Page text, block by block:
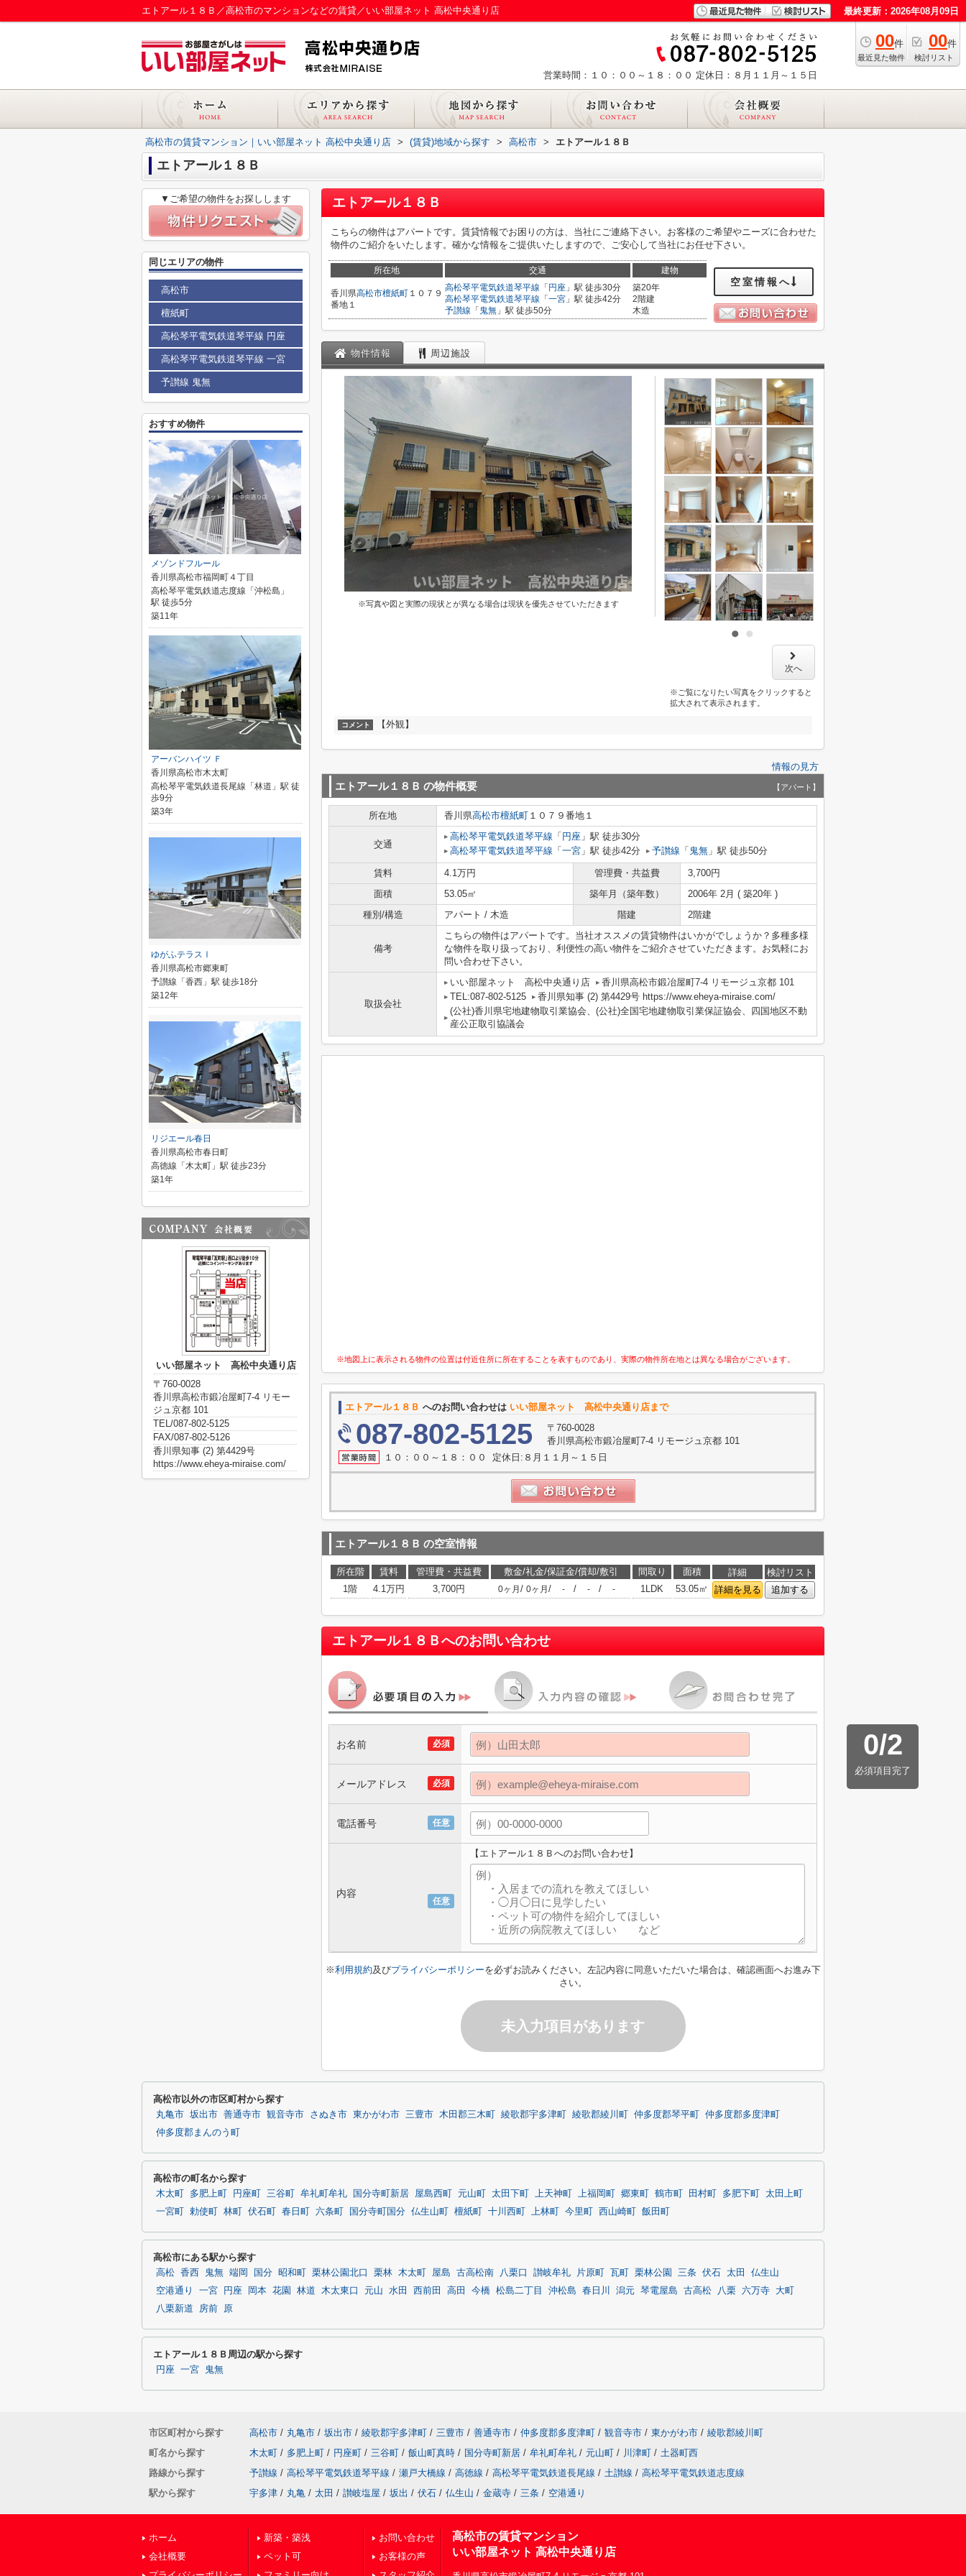
エトアール１８Ｂ／高松市のマンションなどの賃貸／いい部屋ネット 高松中央通り店 最終更新：2026年08月09日
00件
最近見た物件
00件
検討リスト
営業時間：１０：００～１８：００ 定休日：８月１１月～１５日
高松市の賃貸マンション｜いい部屋ネット 高松中央通り店 > (賃貸)地域から探す > 高松市 > エトアール１８Ｂ
エトアール１８Ｂ
エトアール１８Ｂ
こちらの物件はアパートです。賃貸情報でお困りの方は、当社にご連絡下さい。お客様のご希望やニーズに合わせた
物件のご紹介をいたします。確かな情報をご提供いたしますので、ご安心して当社にお任せ下さい。
所在地 交通 建物
香川県高松市檀紙町 １０７９
番地１
高松琴平電気鉄道琴平線 「 円座 」駅 徒歩30分
高松琴平電気鉄道琴平線 「 一宮 」駅 徒歩42分
予讃線 「 鬼無 」駅 徒歩50分
築20年
2階建
木造
空室情報へ
物件情報 周辺施設
※写真や図と実際の現状とが異なる場合は現状を優先させていただきます
次へ
※ご覧になりたい写真をクリックすると
拡大されて表示されます。
コメント 【外観】
情報の見方
エトアール１８Ｂ の物件概要 【アパート】
所在地 香川県高松市檀紙町 １０７９番地１
交通
高松琴平電気鉄道琴平線 「 円座 」駅 徒歩30分
高松琴平電気鉄道琴平線 「 一宮 」駅 徒歩42分 予讃線 「 鬼無 」駅 徒歩50分
賃料 4.1万円 管理費・共益費
3,700円
面積
53.05㎡ 築年月（築年数）
2006年 2月 ( 築20年 )
種別/構造
アパート / 木造 階建 2階建
備考
こちらの物件はアパートです。当社オススメの賃貸物件はいかがでしょうか？多種多様
な物件を取り扱っており、利便性の高い物件をご紹介させていただきます。お気軽にお
問い合わせ下さい。
取扱会社
いい部屋ネット 高松中央通り店
香川県高松市鍛冶屋町7-4 リモージュ京都 101
TEL:087-802-5125
香川県知事 (2) 第4429号 https://www.eheya-miraise.com/
(公社)香川県宅地建物取引業協会、(公社)全国宅地建物取引業保証協会、四国地区不動
産公正取引協議会
※地図上に表示される物件の位置は付近住所に所在することを表すものであり、実際の物件所在地とは異なる場合がございます。
エトアール１８Ｂ へのお問い合わせは いい部屋ネット 高松中央通り店まで
087-802-5125
〒760-0028
香川県高松市鍛冶屋町7-4 リモージュ京都 101
１０：００～１８：００ 定休日:８月１１月～１５日
エトアール１８Ｂ の空室情報
所在階 賃料 管理費・共益費 敷金/礼金/保証金/償却/敷引 間取り 面積 詳細
検討リスト
1階
4.1万円 3,700円 0ヶ月 / 0ヶ月 / - / - / - 1LDK 53.05㎡ 詳細を見る 追加する
エトアール１８Ｂへのお問い合わせ
0/2
必須項目完了
必須
お名前
必須
メールアドレス
任意
電話番号
任意
内容
【エトアール１８Ｂへのお問い合わせ】
※利用規約及びプライバシーポリシーを必ずお読みください。左記内容に同意いただいた場合は、確認画面へお進み下
さい。
未入力項目があります
▼ご希望の物件をお探しします
同じエリアの物件
高松市
檀紙町
高松琴平電気鉄道琴平線 円座
高松琴平電気鉄道琴平線 一宮
予讃線 鬼無
おすすめ物件
メゾンドフルール
香川県高松市福岡町４丁目
高松琴平電気鉄道志度線「沖松島」
駅 徒歩5分
築11年
アーバンハイツ Ｆ
香川県高松市木太町
高松琴平電気鉄道長尾線「林道」駅 徒
歩9分
築3年
ゆがふテラスⅠ
香川県高松市郷東町
予讃線「香西」駅 徒歩18分
築12年
リジエール春日
香川県高松市春日町
高徳線「木太町」駅 徒歩23分
築1年
いい部屋ネット 高松中央通り店
〒760-0028
香川県高松市鍛冶屋町7-4 リモー
ジュ京都 101
TEL/087-802-5125
FAX/087-802-5126
香川県知事 (2) 第4429号
https://www.eheya-miraise.com/
高松市以外の市区町村から探す
丸亀市 坂出市 善通寺市 観音寺市 さぬき市 東かがわ市 三豊市 木田郡三木町 綾歌郡宇多津町 綾歌郡綾川町 仲多度郡琴平町
仲多度郡多度津町
仲多度郡まんのう町
高松市の町名から探す
木太町 多肥上町 円座町 三谷町 牟礼町牟礼 国分寺町新居 屋島西町 元山町 太田下町 上天神町 上福岡町 郷東町 鶴市町 田村町 多肥下町
太田上町
一宮町
勅使町 林町 伏石町 春日町 六条町 国分寺町国分 仏生山町 檀紙町 十川西町 上林町 今里町 西山崎町 飯田町
高松市にある駅から探す
高松 香西 鬼無 端岡 国分 昭和町 栗林公園北口 栗林 木太町 屋島 古高松南 八栗口 讃岐牟礼 片原町 瓦町 栗林公園 三条 伏石 太田
仏生山
空港通り
一宮 円座 岡本 花園 林道 木太東口 元山 水田 西前田 高田 今橋 松島二丁目 沖松島 春日川 潟元 琴電屋島 古高松 八栗 六万寺
大町
八栗新道
房前 原
エトアール１８Ｂ周辺の駅から探す
円座 一宮 鬼無
市区町村から探す 高松市 / 丸亀市 / 坂出市 / 綾歌郡宇多津町 / 三豊市 / 善通寺市 / 仲多度郡多度津町 / 観音寺市 / 東かがわ市 / 綾歌郡綾川町
町名から探す
木太町 / 多肥上町 / 円座町 / 三谷町 / 飯山町真時 / 国分寺町新居 / 牟礼町牟礼 / 元山町 / 川津町 / 土器町西
路線から探す
予讃線 / 高松琴平電気鉄道琴平線 / 瀬戸大橋線 / 高徳線 / 高松琴平電気鉄道長尾線 / 土讃線 / 高松琴平電気鉄道志度線
駅から探す
宇多津 / 丸亀 / 太田 / 讃岐塩屋 / 坂出 / 伏石 / 仏生山 / 金蔵寺 / 三条 / 空港通り
ホーム
会社概要
新築・築浅
ペット可
お問い合わせ
お客様の声
高松市の賃貸マンション
いい部屋ネット 高松中央通り店